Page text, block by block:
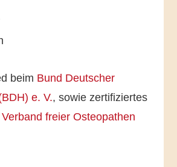
beim Bund Deutscher
e. V., sowie zertifiziertes
Verband freier Osteopathen